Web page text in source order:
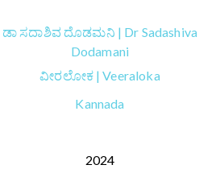
ಡಾ ಸದಾಶಿವ ದೊಡಮನಿ | Dr Sadashiva
Dodamani
ವೀರಲೋಕ | Veeraloka
Kannada
2024